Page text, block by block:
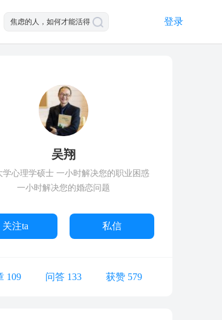
登录
吴翔
学心理学硕士 一小时解决您的职业困惑
一小时解决您的婚恋问题
关注ta 私信
109 问答 133 获赞 579